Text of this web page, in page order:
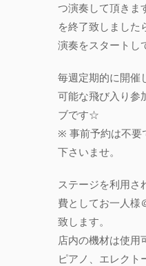
つ演奏して頂きま
を終了致しました
演奏をスタートし
毎週定期的に開催
可能な飛び入り参
ブです☆
※ 事前予約は不要
下さいませ。
ステージを利用さ
費としてお一人様
致します。
店内の機材は使用
ピアノ、エレクト